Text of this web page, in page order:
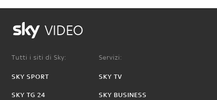
VIDEO
Tutti i siti di Sky:
SKY SPORT
SKY TG 24
Servizi:
SKY TV
SKY BUSINESS